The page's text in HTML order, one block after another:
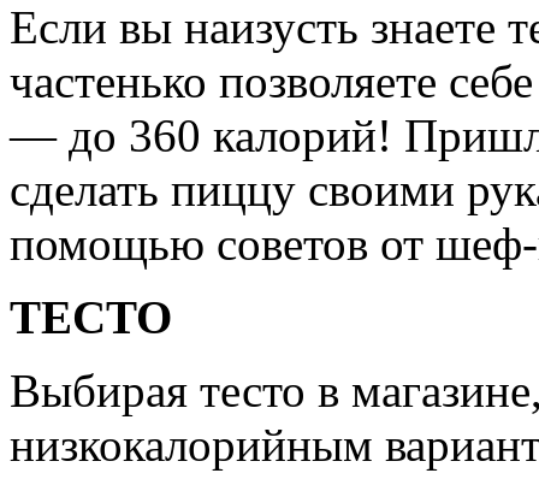
Если вы наизусть знаете
частенько позволяете
— до 360 калорий!
сделать пиццу своими
помощью советов от
ТЕСТО
Выбирая тесто в
низкокалорийным